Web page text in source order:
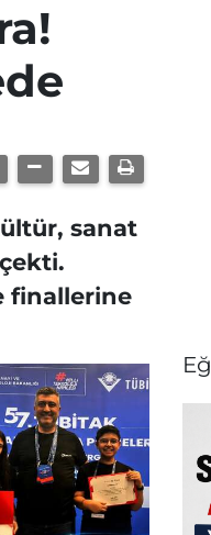
sanat
finallerine